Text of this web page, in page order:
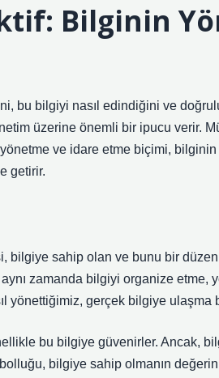
Bilginin
bu bilgiyi nasıl edindiğini ve
üzerine önemli bir ipucu verir.
ve idare etme biçimi,
getirir.
bilgiye sahip olan ve bunu bir
zamanda bilgiyi organize etme,
yönettiğimiz, gerçek bilgiye ulaşma
bu bilgiye güvenirler. Ancak,
bilgiye sahip olmanın